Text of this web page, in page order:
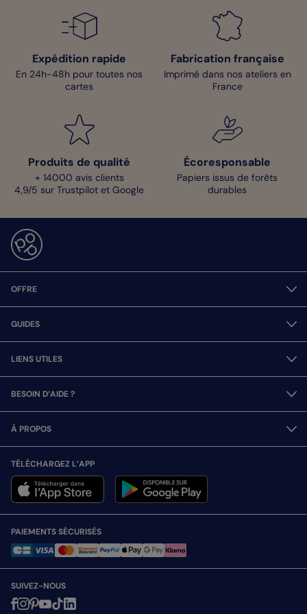
Expédition rapide
En 24h-48h pour toutes nos
cartes
Fabrication française
Imprimé dans nos ateliers en
France
Produits de qualité
+ 14000 avis clients
4,9/5 sur Trustpilot et Google
Écoresponsable
Papiers issus de forêts
durables
OFFRE
GUIDES
LIENS UTILES
BESOIN D’AIDE ?
À PROPOS
TÉLÉCHARGEZ L’APP
PAIEMENTS SÉCURISÉS
SUIVEZ-NOUS